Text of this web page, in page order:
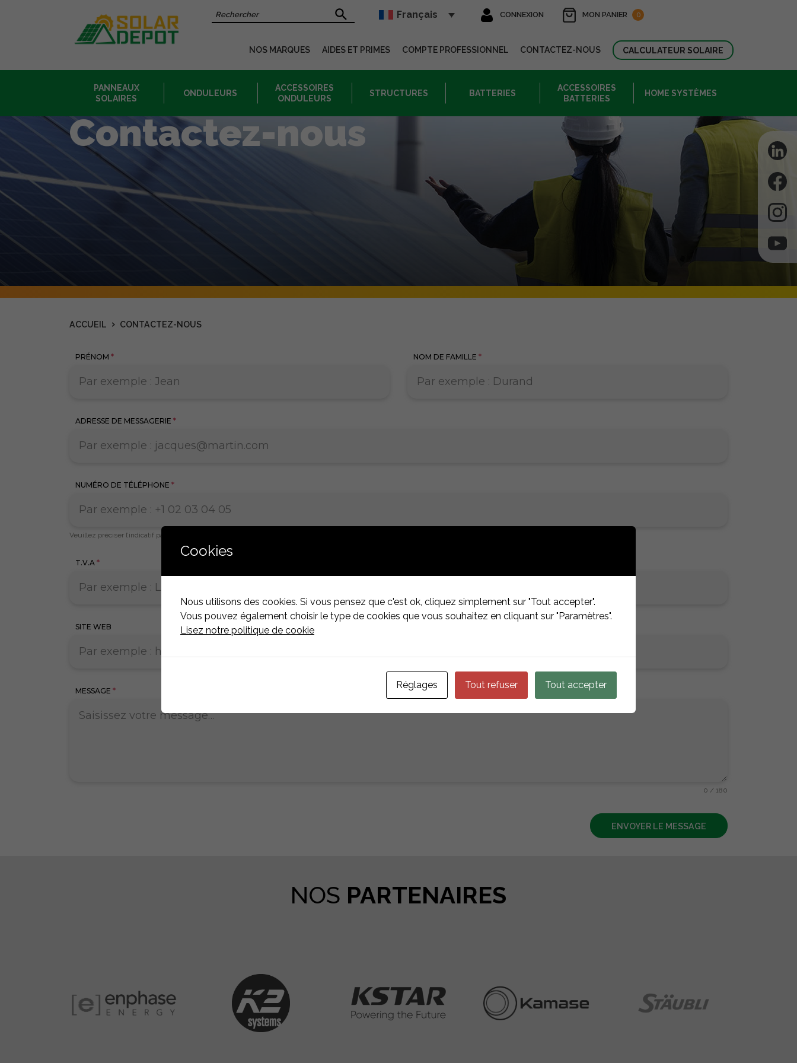
Recherche sur le site Français CONNEXION MON PANIER 0
NOS MARQUES AIDES ET PRIMES COMPTE PROFESSIONNEL CONTACTEZ-NOUS CALCULATEUR SOLAIRE
PANNEAUX
SOLAIRES
ONDULEURS
ACCESSOIRES
ONDULEURS
STRUCTURES BATTERIES
ACCESSOIRES
BATTERIES
HOME SYSTÈMES
Contactez-nous
ACCUEIL › CONTACTEZ-NOUS
PRÉNOM * NOM DE FAMILLE *
ADRESSE DE MESSAGERIE *
NUMÉRO DE TÉLÉPHONE *
Veuillez préciser l’indicatif pays.
T.V.A *
SITE WEB
MESSAGE *
0 / 180
ENVOYER LE MESSAGE
NOS PARTENAIRES
Cookies
Nous utilisons des cookies. Si vous pensez que c'est ok, cliquez simplement sur "Tout accepter".
Vous pouvez également choisir le type de cookies que vous souhaitez en cliquant sur "Paramètres".
Lisez notre politique de cookie
Réglages Tout refuser Tout accepter